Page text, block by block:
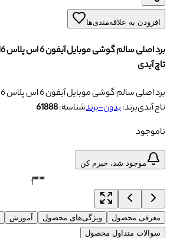
افزودن به علاقه‌مندی‌ها
تاچ آیدی
تاچ آیدیبرند:بدون-برندشناسه:61888
ناموجود
موجود شد، خبرم کن
معرفی محصول ویژگی‌های محصول آموزش
سوالات متداول محصول